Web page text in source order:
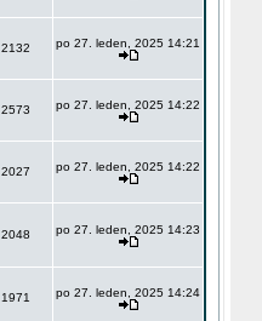
2132 po 27. leden, 2025 14:21
2573 po 27. leden, 2025 14:22
2027 po 27. leden, 2025 14:22
2048 po 27. leden, 2025 14:23
1971 po 27. leden, 2025 14:24